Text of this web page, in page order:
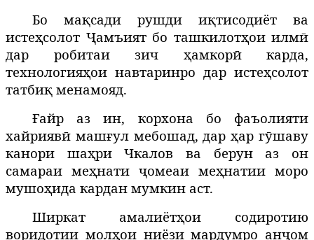
Бо мақсади рушди иқтисодиёт ва
истеҳсолот Ҷамъият бо ташкилотҳои илмӣ
дар робитаи зич ҳамкорӣ карда,
технологияҳои навтаринро дар истеҳсолот
татбиқ менамояд.
Ғайр аз ин, корхона бо фаъолияти
хайриявӣ машғул мебошад, дар ҳар гӯшаву
канори шаҳри Чкалов ва берун аз он
самараи меҳнати ҷомеаи меҳнатии моро
мушоҳида кардан мумкин аст.
Ширкат амалиётҳои содиротию
воридотии молҳои ниёзи мардумро анҷом